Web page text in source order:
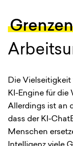
Grenzen
Die Vielseitigkeit
KI-Engine für
Allerdings ist an
dass der KI-
Menschen